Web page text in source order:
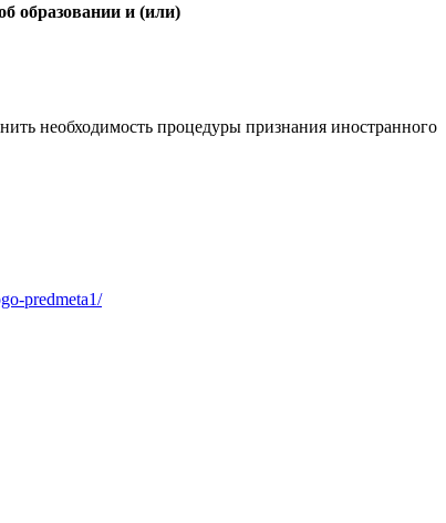
образовании и (или)
необходимость процедуры признания иностранного
predmeta1/